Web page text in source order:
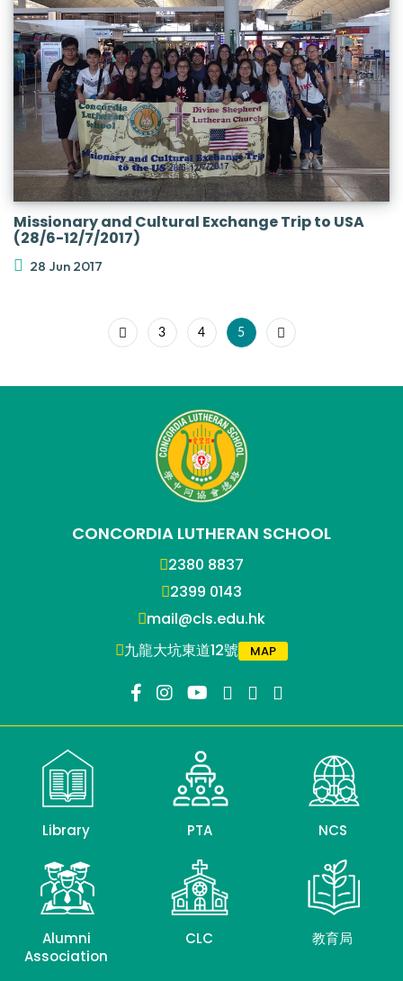
Missionary and Cultural Exchange Trip to USA
(28/6-12/7/2017)
28 Jun 2017
3 4 5
CONCORDIA LUTHERAN SCHOOL
2380 8837
2399 0143
mail@cls.edu.hk
九龍大坑東道12號
MAP
Library PTA NCS
Alumni
Association
CLC 教育局